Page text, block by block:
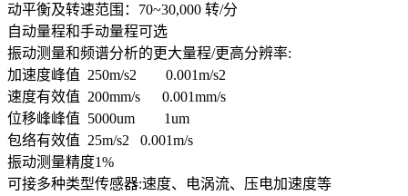
动平衡及转速范围：70~30,000 转/分
自动量程和手动量程可选
振动测量和频谱分析的更大量程/更高分辨率:
加速度峰值 250m/s2 0.001m/s2
速度有效值 200mm/s 0.001mm/s
位移峰峰值 5000um 1um
包络有效值 25m/s2 0.001m/s
振动测量精度1%
可接多种类型传感器:速度、电涡流、压电加速度等